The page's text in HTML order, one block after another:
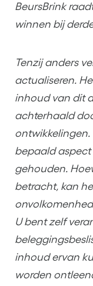
BeursBrink
winnen bij
Tenzij anders
actualiseren.
inhoud van dit
achterhaald
ontwikkelingen.
bepaald aspect
gehouden.
betracht, kan
U bent zelf
inhoud ervan
worden